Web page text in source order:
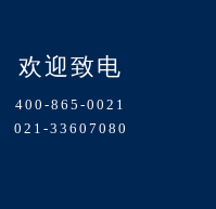
欢迎致电
400-865-0021
021-33607080